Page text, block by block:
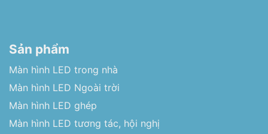
Sản phẩm
Màn hình LED trong nhà
Màn hình LED Ngoài trời
Màn hình LED ghép
Màn hình LED tương tác, hội nghị